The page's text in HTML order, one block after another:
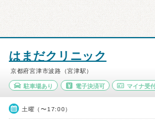
はまだクリニック
京都府宮津市波路（宮津駅）
駐車場あり 電子決済可 マイナ受
土曜（〜17:00）